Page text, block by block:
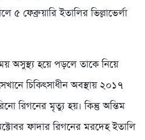
৫ ফেব্রুয়ারি ইতালির ভিল্লাভের্লা
অসুস্থ্য হয়ে পড়লে তাকে নিয়ে
চিকিৎসাধীন অবস্থায় ২০১৭
রিগনের মৃত্যু হয়। কিন্তু অন্তিম
ফাদার রিগনের মরদেহ ইতালি